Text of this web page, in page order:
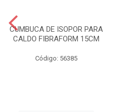
CUMBUCA DE ISOPOR PARA
CALDO FIBRAFORM 15CM
Código: 56385